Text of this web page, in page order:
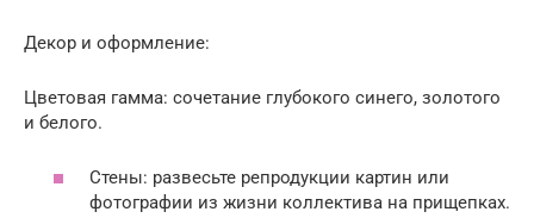
Декор и оформление:
Цветовая гамма: сочетание глубокого синего, золотого
и белого.
Стены: развесьте репродукции картин или
фотографии из жизни коллектива на прищепках.